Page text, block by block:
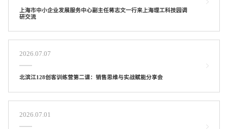
上海市中小企业发展服务中心副主任蒋志文一行来上海理工科技园调
研交流
2026.07.07
北滨江128创客训练营第二课：销售思维与实战赋能分享会
2026.07.01